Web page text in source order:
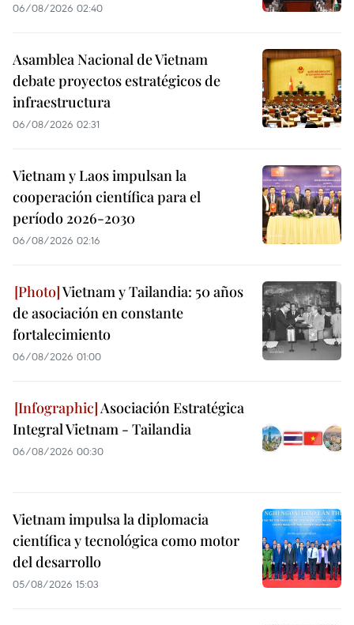
06/08/2026 02:40
Asamblea Nacional de Vietnam
debate proyectos estratégicos de
infraestructura
06/08/2026 02:31
Vietnam y Laos impulsan la
cooperación científica para el
período 2026-2030
06/08/2026 02:16
Vietnam y Tailandia: 50 años
de asociación en constante
fortalecimiento
06/08/2026 01:00
Asociación Estratégica
Integral Vietnam - Tailandia
06/08/2026 00:30
Vietnam impulsa la diplomacia
científica y tecnológica como motor
del desarrollo
05/08/2026 15:03